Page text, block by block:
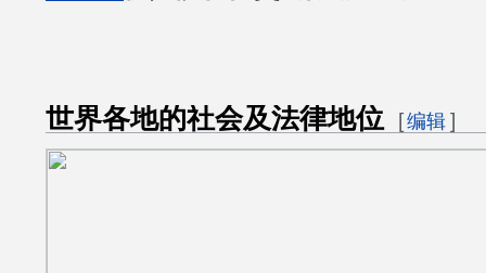
世界各地的社会及法律地位 [编辑 ]